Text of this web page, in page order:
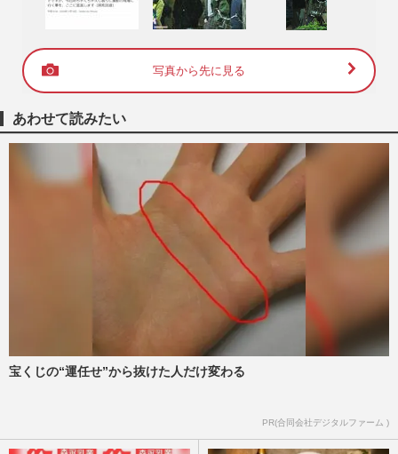
写真から先に見る
あわせて読みたい
宝くじの“運任せ”から抜けた人だけ変わる
PR(合同会社デジタルファーム )